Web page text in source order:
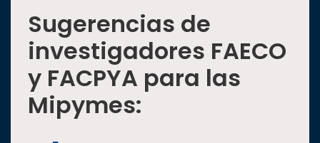
Sugerencias de
investigadores FAECO
y FACPYA para las
Mipymes: